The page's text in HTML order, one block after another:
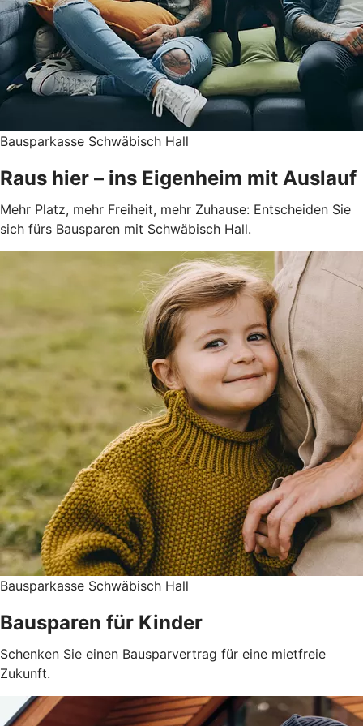
Bausparkasse Schwäbisch Hall
Raus hier – ins Eigenheim mit Auslauf
Mehr Platz, mehr Freiheit, mehr Zuhause: Entscheiden Sie
sich fürs Bausparen mit Schwäbisch Hall.
Bausparkasse Schwäbisch Hall
Bausparen für Kinder
Schenken Sie einen Bausparvertrag für eine mietfreie
Zukunft.